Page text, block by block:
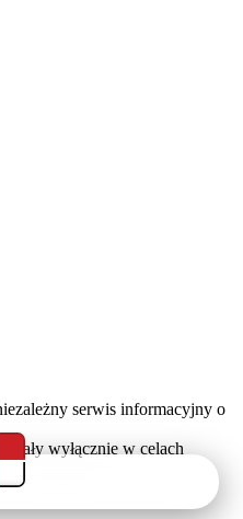
serwis informacyjny o
wyłącznie w celach